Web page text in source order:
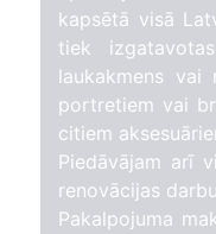
kapsētā visā
tiek
laukakmens vai
portretiem vai
citiem
Piedāvājam arī
renovācijas
Pakalpojuma